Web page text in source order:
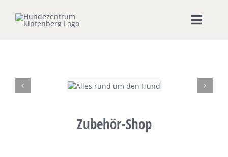
Inhalt
Toggle
Hundeschule
Seminare & WorkshopsZubehör-Shop